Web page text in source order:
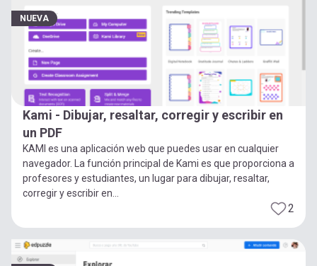
Kami - Dibujar, resaltar, corregir y escribir en
un PDF
NUEVA
KAMI es una aplicación web que puedes usar en cualquier
navegador. La función principal de Kami es que proporciona a
profesores y estudiantes, un lugar para dibujar, resaltar,
corregir y escribir en...
2